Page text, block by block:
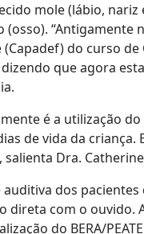
mole (lábio,
“Antigamente
do curso
que agora
é a utilização
de vida da
salienta Dra.
dos
direta com o
do BERA/